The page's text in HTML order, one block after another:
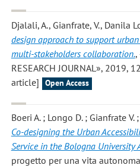
Djalali, A., Gianfrate, V., Danila
design approach to support
multi-stakeholders collaboration.,
RESEARCH JOURNAL», 2019,
article]
Open Access
Boeri A. ; Longo D. ; Gianfrate
Co-designing the Urban
Service in the Bologna University
progetto per una vita